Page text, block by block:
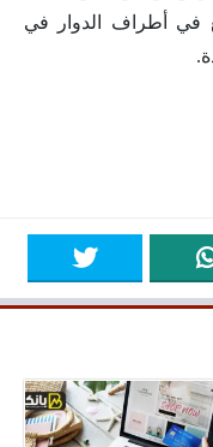
في أطراف الدوار في